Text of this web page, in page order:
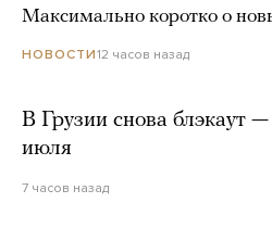
Максимально коротко о
НОВОСТИ12 часов назад
В Грузии снова блэкаут
июля
7 часов назад